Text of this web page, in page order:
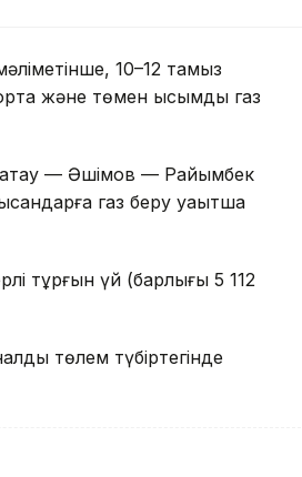
10–12 тамыз
және төмен қысымды газ
— Әшімов — Райымбек
газ беру уақытша
тұрғын үй (барлығы 5 112
төлем түбіртегінде